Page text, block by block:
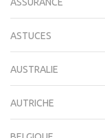
ASTUCES
AUSTRALIE
AUTRICHE